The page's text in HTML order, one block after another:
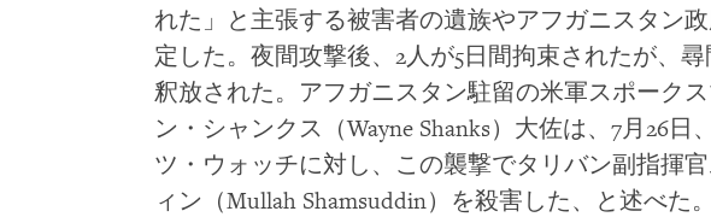
れた」と主張する被害者の遺族やアフガニスタン
定した。夜間攻撃後、2人が5日間拘束されたが、尋
釈放された。アフガニスタン駐留の米軍スポーク
ン・シャンクス（Wayne Shanks）大佐は、7月26日
ツ・ウォッチに対し、この襲撃でタリバン副指揮
ィン（Mullah Shamsuddin）を殺害した、と述べた